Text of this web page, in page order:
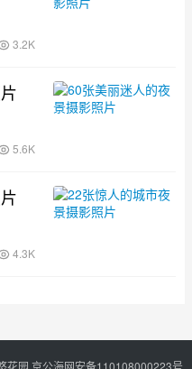
3.2K
5.6K
4.3K
花园 京公海网安备110108000223号